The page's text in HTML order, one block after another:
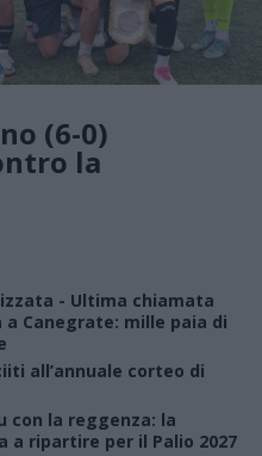
(6-0)
la
- Ultima chiamata
Canegrate: mille paia di
all’annuale corteo di
con la reggenza: la
a ripartire per il Palio 2027